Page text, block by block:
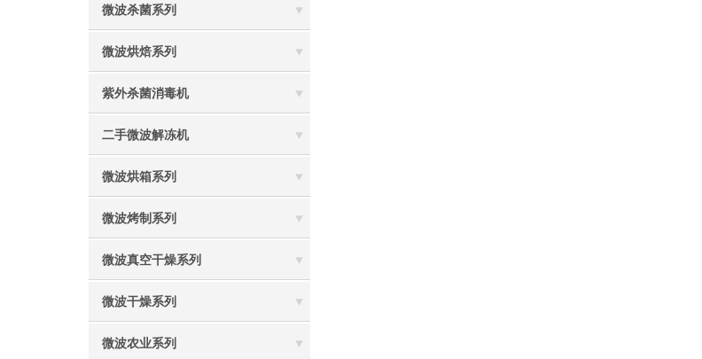
微波杀菌系列
微波烘焙系列
紫外杀菌消毒机
二手微波解冻机
微波烘箱系列
微波烤制系列
微波真空干燥系列
微波干燥系列
微波农业系列